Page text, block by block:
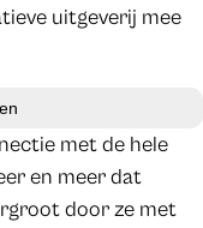
uitgeverij mee
met de hele
en meer dat
door ze met